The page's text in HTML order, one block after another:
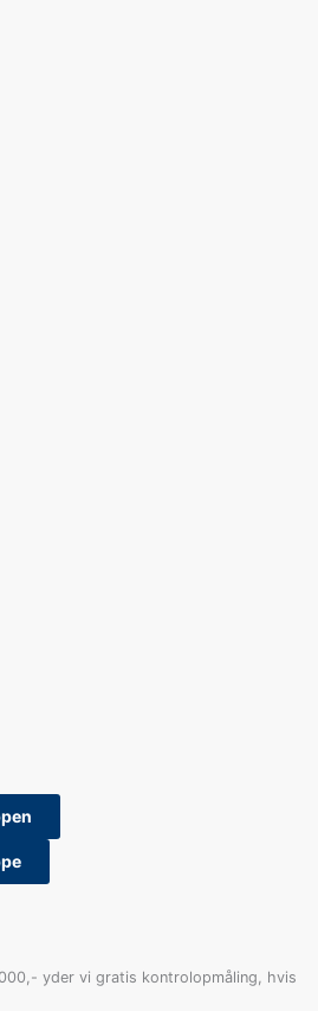
yder vi gratis kontrolopmåling, hvis